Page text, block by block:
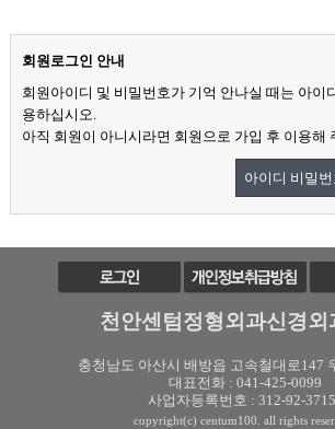
회원로그인 안내
회원아이디 및 비밀번호가 기억 안나실 때는 아이
용하십시오.
아직 회원이 아니시라면 회원으로 가입 후 이용해
아이디 비밀번
천안센텀정형외과신경외
충청남도 아산시 배방읍 고속철대로147
대표전화 : 041-425-0099
사업자등록번호 : 312-92-
copyright(c) centum100. all rights